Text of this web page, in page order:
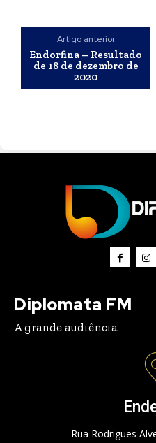
Artigo anterior
Endorfina – Resultado
de 18 de dezembro de
2020
Diplomata FM
A grande audiência.
Rua Rodrigues